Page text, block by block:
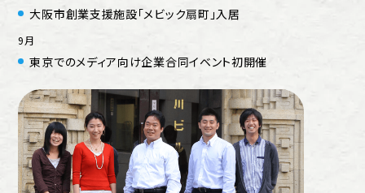
大阪市創業支援施設「メビック扇町」入居
9月
東京でのメディア向け企業合同イベント初開催